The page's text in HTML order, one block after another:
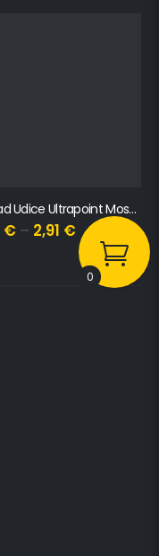
Mustad Udice Ultrapoint Mosquito
€ – 2,91 €
0